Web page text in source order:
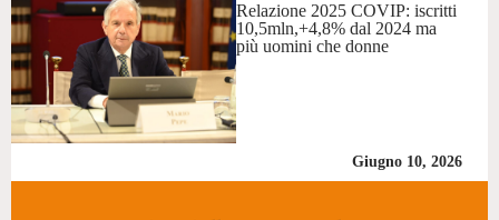
Relazione 2025 COVIP: iscritti
10,5mln,+4,8% dal 2024 ma
più uomini che donne
Giugno 10, 2026